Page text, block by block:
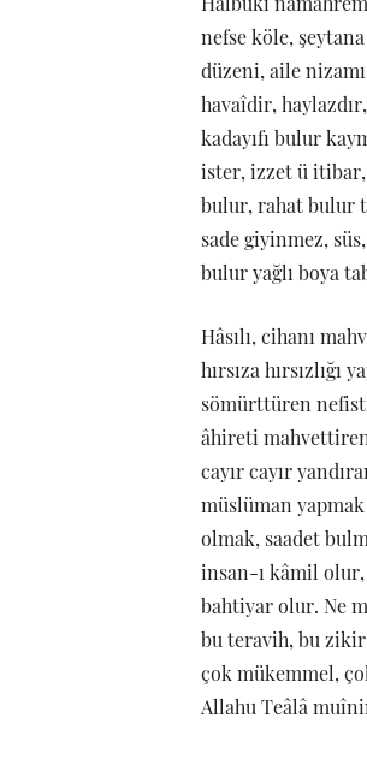
nefse köle,
düzeni, aile
havaîdir,
kadayıfı bulur
ister, izzet ü
bulur, rahat bulur
sade giyinmez,
bulur yağlı boya
Hâsılı, cihanı
hırsıza
sömürttüren
âhireti
cayır cayır
müslüman
olmak, saadet
insan-ı kâmil
bahtiyar olur. Ne
bu teravih, bu
çok mükemmel,
Allahu Teâlâ